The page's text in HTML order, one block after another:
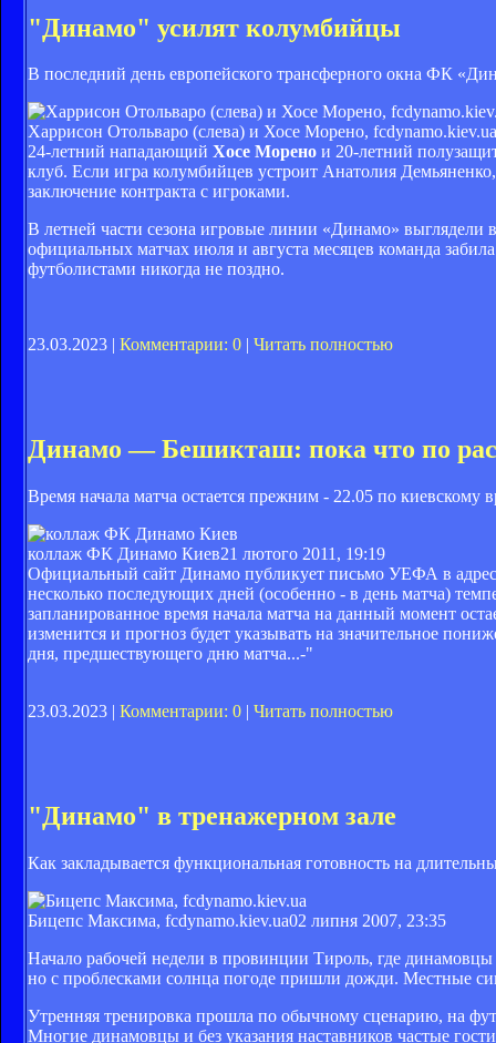
"Динамо" усилят колумбийцы
В последний день европейского трансферного окна ФК
Харрисон Отольваро (слева) и Хосе Морено, fcdynamo.kiev.ua
24-летний нападающий Хосе Морено и 20-летний
клуб. Если игра колумбийцев устроит Анатолия
заключение контракта с игроками.
В летней части сезона игровые линии «Динамо» выглядели
официальных матчах июля и августа месяцев команда
футболистами никогда не поздно.
23.03.2023 | Комментарии: 0 Читать полностью
Динамо — Бешикташ: пока что по
Время начала матча остается прежним - 22.05 по киевскому
коллаж ФК Динамо Киев21 лютого 2011, 19:19
Официальный сайт Динамо публикует письмо УЕФА в
несколько последующих дней (особенно - в день матча)
запланированное время начала матча на данный момент
изменится и прогноз будет указывать на значительное
дня, предшествующего дню матча...-"
23.03.2023 | Комментарии: 0 | Читать полностью
"Динамо" в тренажерном зале
Как закладывается функциональная готовность на
Бицепс Максима, fcdynamo.kiev.ua02 липня 2007, 23:35
Начало рабочей недели в провинции Тироль, где
но с проблесками солнца погоде пришли дожди. Местные
Утренняя тренировка прошла по обычному сценарию, на
Многие динамовцы и без указания наставников частые